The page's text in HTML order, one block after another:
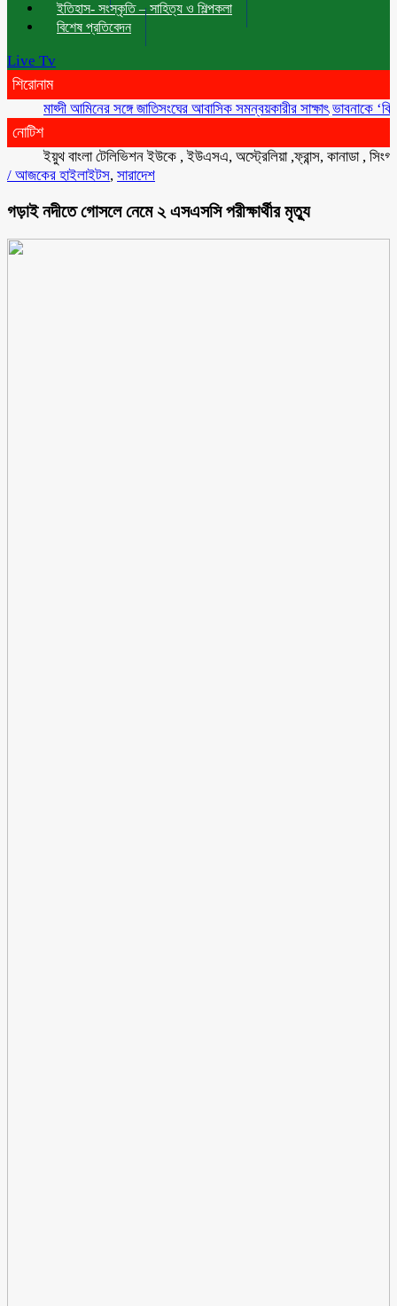
ইতিহাস- সংস্কৃতি – সাহিত্য ও শিল্পকলা
বিশেষ প্রতিবেদন
Live Tv
শিরোনাম
মাহ্দী আমিনের সঙ্গে জাতিসংঘের আবাসিক সমন্বয়কারীর সাক্ষাৎ ভাবনাকে ‘বিরল
নোটিশ
ইয়ুথ বাংলা টেলিভিশন ইউকে , ইউএসএ, অস্ট্রেলিয়া ,ফ্রান্স, কানাডা , সিংগাপুর
/ আজকের হাইলাইটস, সারাদেশ
গড়াই নদীতে গোসলে নেমে ২ এসএসসি পরীক্ষার্থীর মৃত্যু